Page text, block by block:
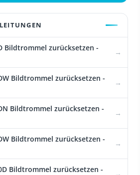
Bildtrommel zurücksetzen -
Bildtrommel zurücksetzen -
Bildtrommel zurücksetzen -
Bildtrommel zurücksetzen -
Bildtrommel zurücksetzen -